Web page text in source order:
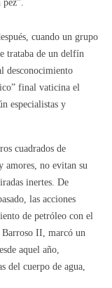
cuando un grupo
trataba de un delfín
desconocimiento
final vaticina el
especialistas y
cuadrados de
amores, no evitan su
inertes. De
las acciones
de petróleo con el
II, marcó un
aquel año,
del cuerpo de agua,